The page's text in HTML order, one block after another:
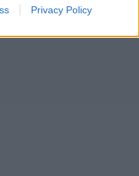
Privacy Policy